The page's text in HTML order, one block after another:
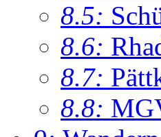
8.5:
8.6:
8.7:
8.8: